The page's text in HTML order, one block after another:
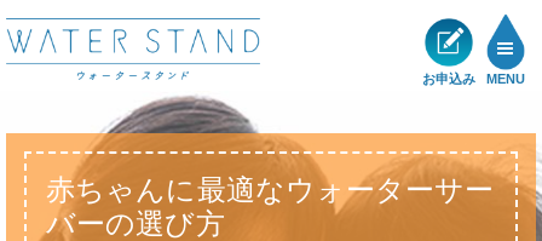
お申込み MENU
メリット
赤ちゃんに最適なウォーターサー
バーの選び方